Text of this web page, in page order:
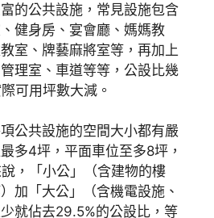
的公共設施，常見設施包含
健身房、宴會廳、媽媽教
室、牌藝麻將室等，再加上
理室、車道等等，公設比幾
可用坪數大減。
公共設施的空間大小都有嚴
多4坪，平面車位至多8坪，
，「小公」（含建物的樓
加「大公」（含機電設施、
就佔去29.5%的公設比，等